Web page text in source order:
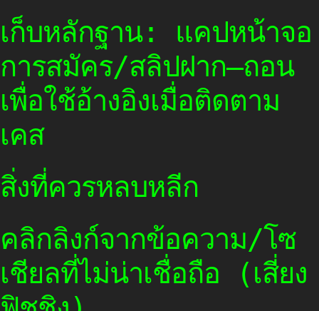
เก็บหลักฐาน: แคปหน้าจอ
การสมัคร/สลิปฝาก–ถอน
เพื่อใช้อ้างอิงเมื่อติดตาม
เคส
สิ่งที่ควรหลบหลีก
คลิกลิงก์จากข้อความ/โซ
เชียลที่ไม่น่าเชื่อถือ (เสี่ยง